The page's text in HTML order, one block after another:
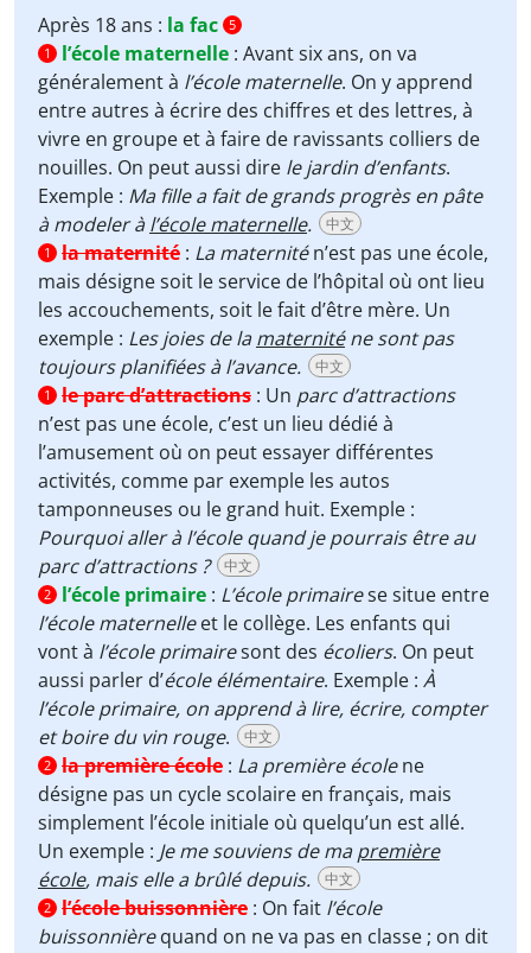
Après 18 ans : la fac 5
1
l’école maternelle : Avant six ans, on va
généralement à l’école maternelle. On y apprend
entre autres à écrire des chiffres et des lettres, à
vivre en groupe et à faire de ravissants colliers de
nouilles. On peut aussi dire le jardin d’enfants.
Exemple : Ma fille a fait de grands progrès en pâte
à modeler àl’école maternelle. 中文
1 la maternité : La maternitén’est pas une école,
mais désigne soit le service de l’hôpital où ont lieu
les accouchements, soit le fait d’être mère. Un
exemple : Les joies de lamaterniténe sont pas
toujours planifiées à l’avance.
中文
1 le parc d’attractions : Un parc d’attractions
n’est pas une école, c’est un lieu dédié à
l’amusement où on peut essayer différentes
activités, comme par exemple les autos
tamponneuses ou le grand huit. Exemple :
Pourquoi aller à l’école quand je pourrais être au
parc d’attractions ?
中文
2 l’école primaire : L’école primairese situe entre
l’école maternelleet le collège. Les enfants qui
vont à l’école primairesont des écoliers. On peut
aussi parler d’école élémentaire. Exemple : À
l’école primaire, on apprend à lire, écrire, compter
et boire du vin rouge. 中文
2 la première école : La première écolene
désigne pas un cycle scolaire en français, mais
simplement l’école initiale où quelqu’un est allé.
Un exemple : Je me souviens de mapremière
école, mais elle a brûlé depuis. 中文
2 l’école buissonnière : On fait l’école
buissonnièrequand on ne va pas en classe ; on dit